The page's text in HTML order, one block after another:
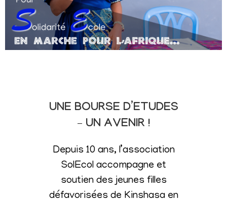
UNE BOURSE D’ETUDES
– UN AVENIR !
Depuis 10 ans, l’association
SolEcol accompagne et
soutien des jeunes filles
défavorisées de Kinshasa en